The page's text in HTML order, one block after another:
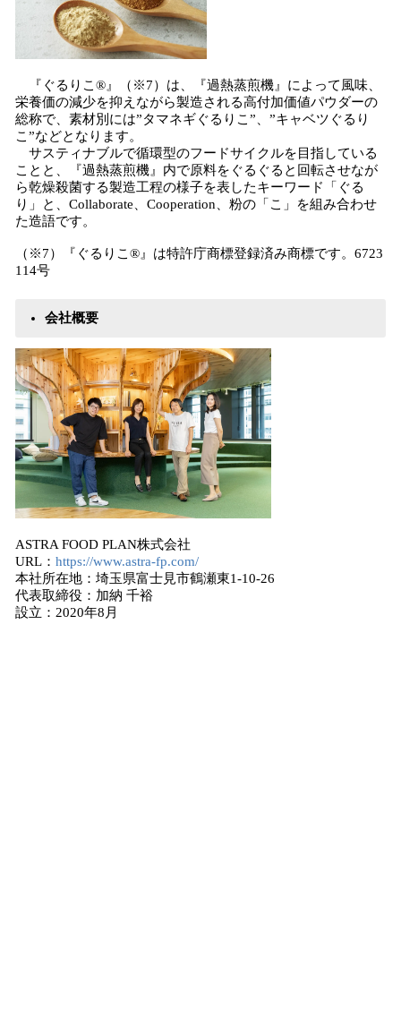
『ぐるりこ®』（※7）は、『過熱蒸煎機』によって風味、
栄養価の減少を抑えながら製造される高付加価値パウダーの
総称で、素材別には”タマネギぐるりこ”、”キャベツぐるり
こ”などとなります。
サスティナブルで循環型のフードサイクルを目指している
ことと、『過熱蒸煎機』内で原料をぐるぐると回転させなが
ら乾燥殺菌する製造工程の様子を表したキーワード「ぐる
り」と、Collaborate、Cooperation、粉の「こ」を組み合わせ
た造語です。
（※7）『ぐるりこ®』は特許庁商標登録済み商標です。6723
114号
会社概要
ASTRA FOOD PLAN株式会社
URL： https://www.astra-fp.com/
本社所在地：埼玉県富士見市鶴瀬東1-10-26
代表取締役：加納 千裕
設立：2020年8月